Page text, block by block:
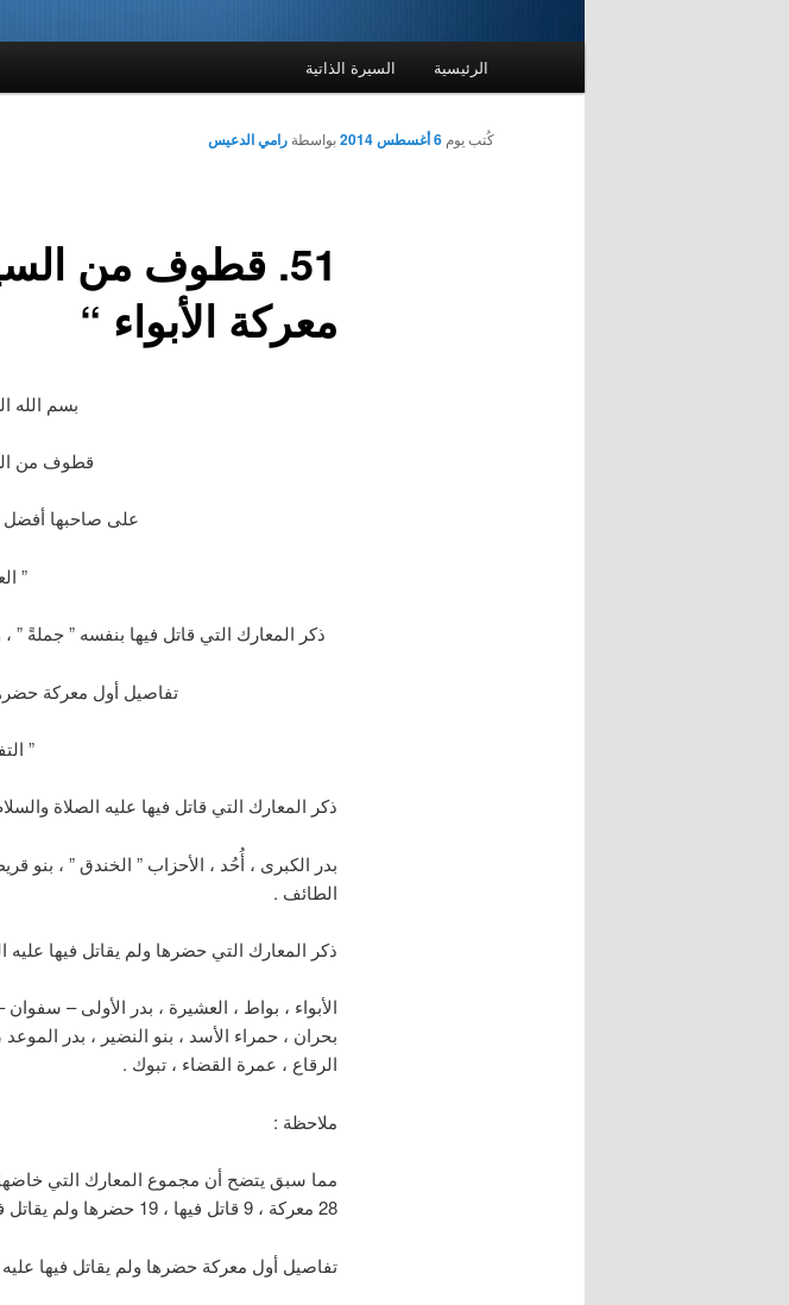
الرئيسية السيرة الذاتية
51. قطوف من
معركة الأبواء “
كُتب يوم 6 أغسطس 2014 بواسطة رامي الدعيس
بسم الله
قطوف من
على صاحبها أفضل
”
ذكر المعارك التي قاتل فيها بنفسه ” جملةً ”
تفاصيل أول معركة
”
ذكر المعارك التي قاتل فيها عليه الصلاة
بدر الكبرى ، أُحُد ، الأحزاب ” الخندق ” ، بنو
الطائف .
ذكر المعارك التي حضرها ولم يقاتل فيها عليه
الأبواء ، بواط ، العشيرة ، بدر الأولى –
بحران ، حمراء الأسد ، بنو النضير ، بدر الموعد
الرقاع ، عمرة القضاء ، تبوك .
ملاحظة :
مما سبق يتضح أن مجموع المعارك التي خاضها
28 معركة ، 9 قاتل فيها ، 19 حضرها ولم يقاتل فيها .
تفاصيل أول معركة حضرها ولم يقاتل فيها عليه